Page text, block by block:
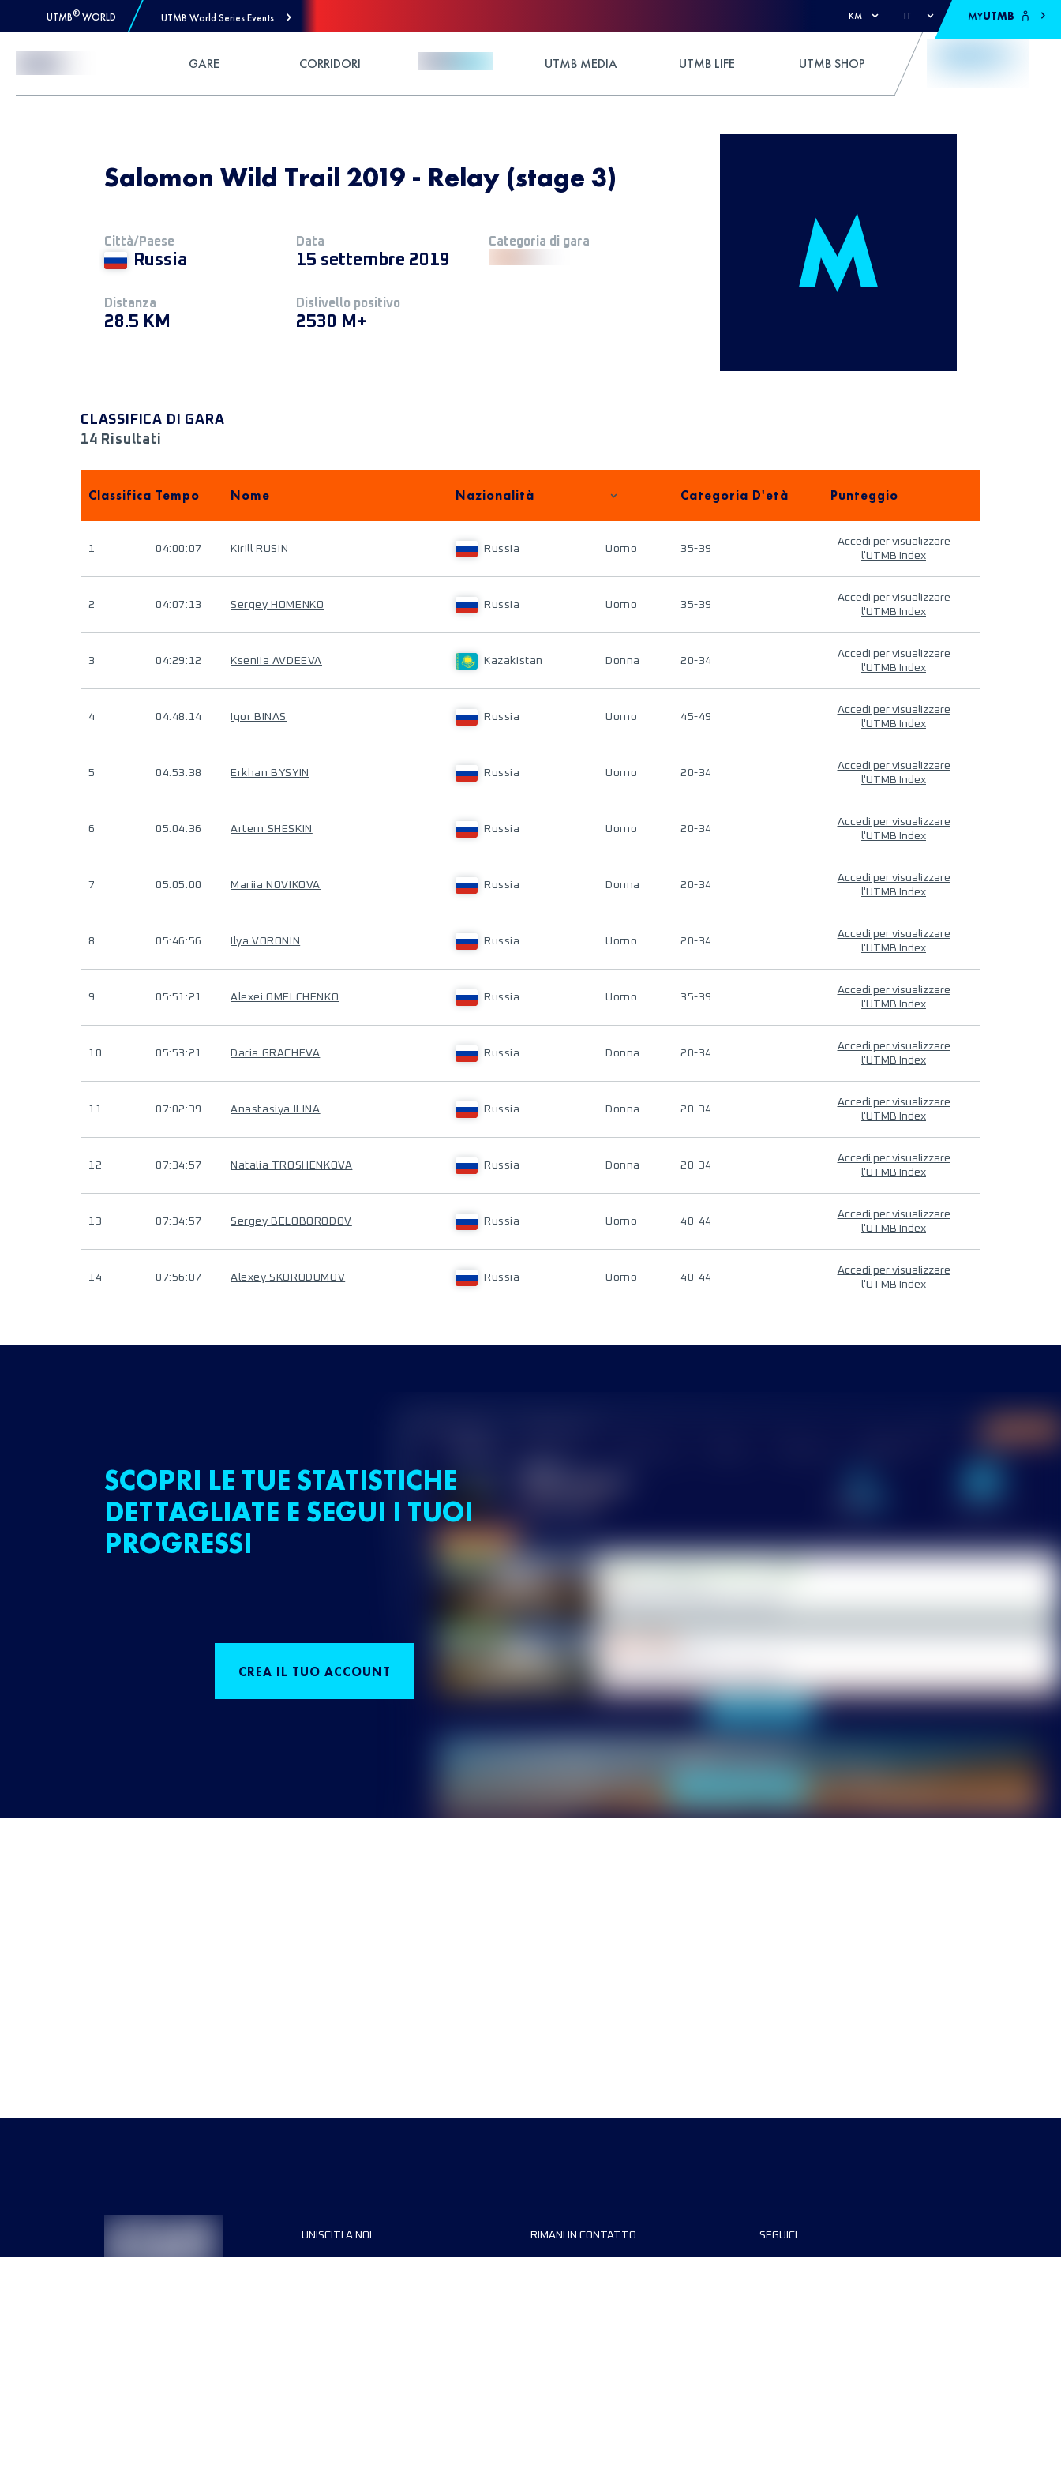
UTMB® WORLD UTMB World Series Events KM IT MYUTMB
GARE CORRIDORI UTMB MEDIA UTMB LIFE UTMB SHOP
Salomon Wild Trail 2019 - Relay (stage 3)
Città/Paese
Russia
Data
15 settembre 2019
Categoria di gara
Distanza
28.5 KM
Dislivello positivo
2530 M+
CLASSIFICA DI GARA
14 Risultati
Classifica Tempo Nome Nazionalità Categoria D'età Punteggio
1 04:00:07 Kirill RUSIN Russia Uomo 35-39
Accedi per visualizzare
l'UTMB Index
2 04:07:13 Sergey HOMENKO Russia Uomo 35-39
Accedi per visualizzare
l'UTMB Index
3 04:29:12 Kseniia AVDEEVA Kazakistan Donna 20-34
Accedi per visualizzare
l'UTMB Index
4 04:48:14 Igor BINAS Russia Uomo 45-49
Accedi per visualizzare
l'UTMB Index
5 04:53:38 Erkhan BYSYIN Russia Uomo 20-34
Accedi per visualizzare
l'UTMB Index
6 05:04:36 Artem SHESKIN Russia Uomo 20-34
Accedi per visualizzare
l'UTMB Index
7 05:05:00 Mariia NOVIKOVA Russia Donna 20-34
Accedi per visualizzare
l'UTMB Index
8 05:46:56 Ilya VORONIN Russia Uomo 20-34
Accedi per visualizzare
l'UTMB Index
9 05:51:21 Alexei OMELCHENKO Russia Uomo 35-39
Accedi per visualizzare
l'UTMB Index
10 05:53:21 Daria GRACHEVA Russia Donna 20-34
Accedi per visualizzare
l'UTMB Index
11 07:02:39 Anastasiya ILINA Russia Donna 20-34
Accedi per visualizzare
l'UTMB Index
12 07:34:57 Natalia TROSHENKOVA Russia Donna 20-34
Accedi per visualizzare
l'UTMB Index
13 07:34:57 Sergey BELOBORODOV Russia Uomo 40-44
Accedi per visualizzare
l'UTMB Index
14 07:56:07 Alexey SKORODUMOV Russia Uomo 40-44
Accedi per visualizzare
l'UTMB Index
SCOPRI LE TUE STATISTICHE
DETTAGLIATE E SEGUI I TUOI
PROGRESSI
CREA IL TUO ACCOUNT
UNISCITI A NOI RIMANI IN CONTATTO SEGUICI